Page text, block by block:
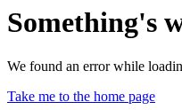
Something's
We found an error while
Take me to the home page